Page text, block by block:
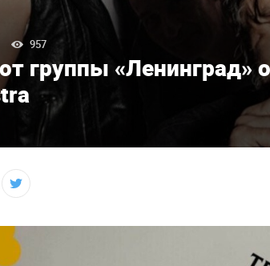
957
группы «Ленинград»